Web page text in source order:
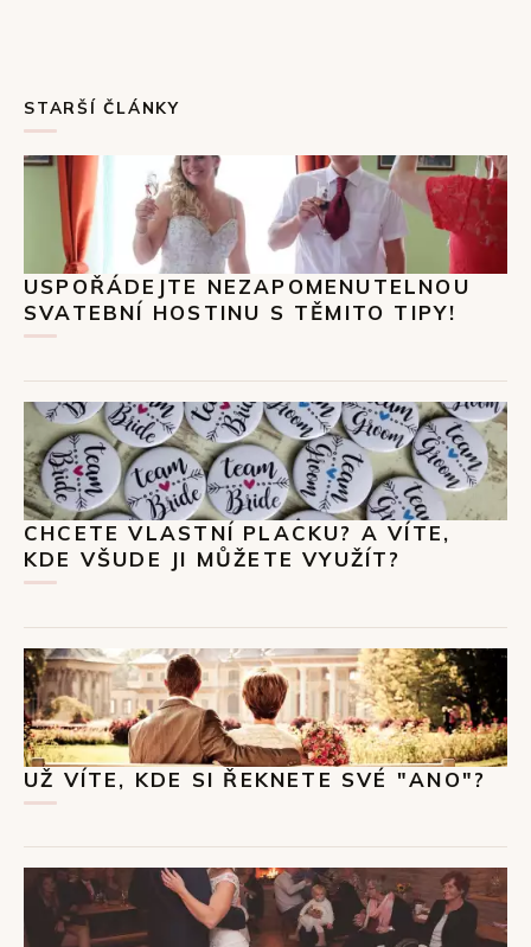
STARŠÍ ČLÁNKY
USPOŘÁDEJTE NEZAPOMENUTELNOU
SVATEBNÍ HOSTINU S TĚMITO TIPY!
CHCETE VLASTNÍ PLACKU? A VÍTE,
KDE VŠUDE JI MŮŽETE VYUŽÍT?
UŽ VÍTE, KDE SI ŘEKNETE SVÉ "ANO"?